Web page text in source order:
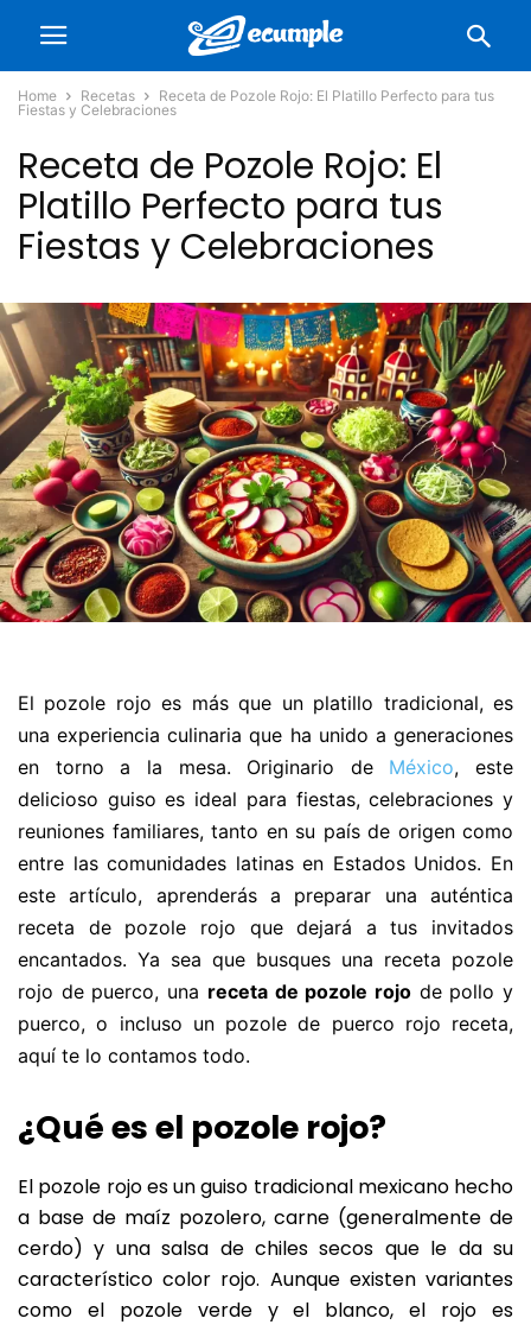
Home Recetas
Receta de Pozole Rojo: El Platillo Perfecto para tus
Fiestas y Celebraciones
Receta de Pozole Rojo: El
Platillo Perfecto para tus
Fiestas y Celebraciones
El pozole rojo es más que un platillo tradicional, es
una experiencia culinaria que ha unido a generaciones
en torno a la mesa. Originario de México, este
delicioso guiso es ideal para fiestas, celebraciones y
reuniones familiares, tanto en su país de origen como
entre las comunidades latinas en Estados Unidos. En
este artículo, aprenderás a preparar una auténtica
receta de pozole rojo que dejará a tus invitados
encantados. Ya sea que busques una receta pozole
rojo de puerco, una receta de pozole rojode pollo y
puerco, o incluso un pozole de puerco rojo receta,
aquí te lo contamos todo.
¿Qué es el pozole rojo?
El pozole rojo es un guiso tradicional mexicano hecho
a base de maíz pozolero, carne (generalmente de
cerdo) y una salsa de chiles secos que le da su
característico color rojo. Aunque existen variantes
como el pozole verde y el blanco, el rojo es